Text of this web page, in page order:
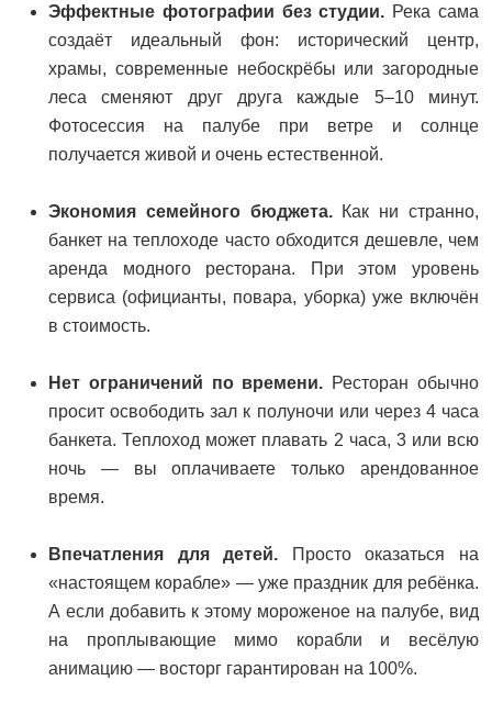
Эффектные фотографии без студии. Река сама
создаёт идеальный фон: исторический центр,
храмы, современные небоскрёбы или загородные
леса сменяют друг друга каждые 5–10 минут.
Фотосессия на палубе при ветре и солнце
получается живой и очень естественной.
Экономия семейного бюджета.Как ни странно,
банкет на теплоходе часто обходится дешевле, чем
аренда модного ресторана. При этом уровень
сервиса (официанты, повара, уборка) уже включён
в стоимость.
Нет ограничений по времени. Ресторан обычно
просит освободить зал к полуночи или через 4 часа
банкета. Теплоход может плавать 2 часа, 3 или всю
ночь — вы оплачиваете только арендованное
время.
Впечатления для детей. Просто оказаться на
«настоящем корабле» — уже праздник для ребёнка.
А если добавить к этому мороженое на палубе, вид
на проплывающие мимо корабли и весёлую
анимацию — восторг гарантирован на 100%.